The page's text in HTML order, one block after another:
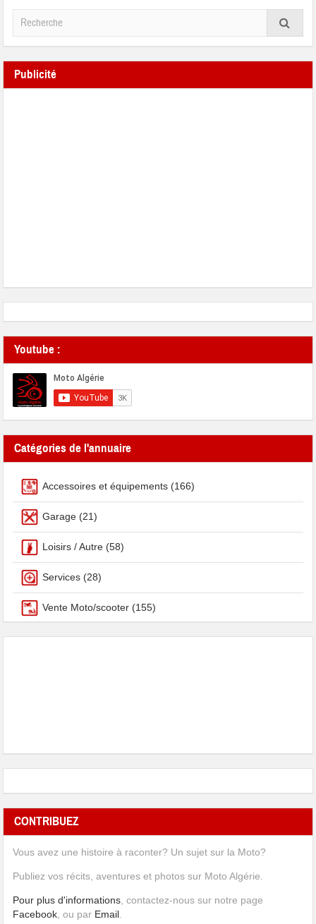
Publicité
Youtube :
Catégories de l'annuaire
Accessoires et équipements (166)
Garage (21)
Loisirs / Autre (58)
Services (28)
Vente Moto/scooter (155)
CONTRIBUEZ
Vous avez une histoire à raconter? Un sujet sur la Moto?
Publiez vos récits, aventures et photos sur Moto Algérie.
Pour plus d'informations , contactez-nous sur notre page
Facebook , ou par Email